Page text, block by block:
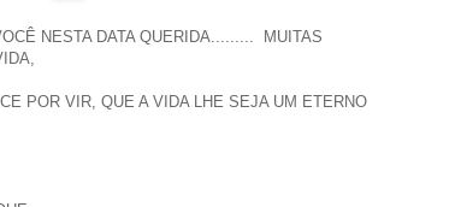
NESTA DATA QUERIDA......... MUITAS
POR VIR, QUE A VIDA LHE SEJA UM ETERNO